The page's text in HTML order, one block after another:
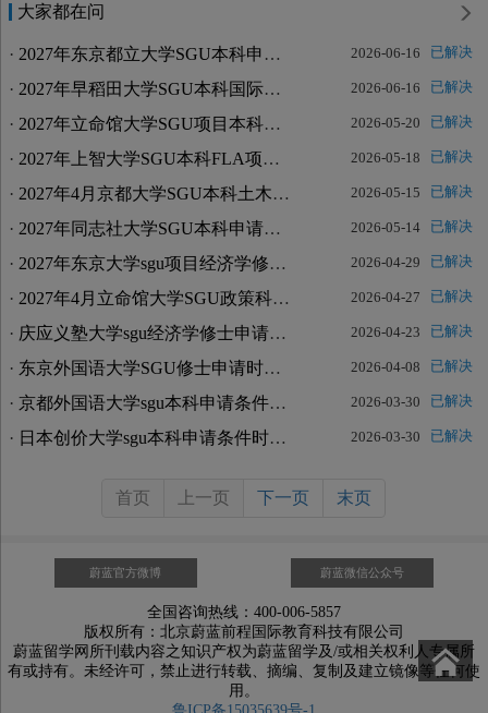
大家都在问
· 2027年东京都立大学SGU本科申请条件 2026-06-16 已解决
· 2027年早稻田大学SGU本科国际教养学部申请条件 2026-06-16 已解决
· 2027年立命馆大学SGU项目本科国际教养学部GLA申请时间几月 2026-05-20 已解决
· 2027年上智大学SGU本科FLA项目申请时间几月 2026-05-18 已解决
· 2027年4月京都大学SGU本科土木工程ICP项目申请时间 2026-05-15 已解决
· 2027年同志社大学SGU本科申请时间几月 2026-05-14 已解决
· 2027年东京大学sgu项目经济学修士申请时间 2026-04-29 已解决
· 2027年4月立命馆大学SGU政策科学修士申请时间 2026-04-27 已解决
· 庆应义塾大学sgu经济学修士申请时间 2026-04-23 已解决
· 东京外国语大学SGU修士申请时间几月 2026-04-08 已解决
· 京都外国语大学sgu本科申请条件要求难吗 2026-03-30 已解决
· 日本创价大学sgu本科申请条件时间难吗 2026-03-30 已解决
首页 上一页 下一页 末页
蔚蓝官方微博 蔚蓝微信公众号
全国咨询热线：400-006-5857
版权所有：北京蔚蓝前程国际教育科技有限公司
蔚蓝留学网所刊载内容之知识产权为蔚蓝留学及/或相关权利人专属所
有或持有。未经许可，禁止进行转载、摘编、复制及建立镜像等任何使
用。